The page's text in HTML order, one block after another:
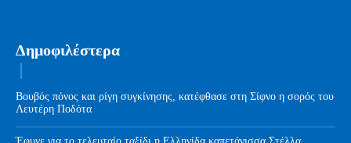
Δημοφιλέστερα
Βουβός πόνος και ρίγη συγκίνησης, κατέφθασε στη Σίφνο η σορός του
Λευτέρη Ποδότα